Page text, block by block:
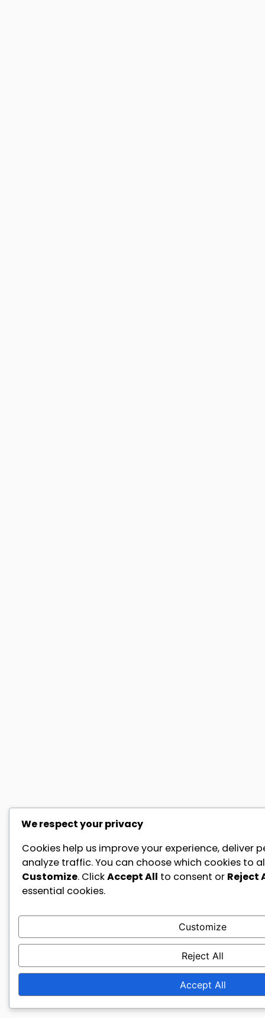
We respect your privacy
Cookies help us improve your experience, deliver
analyze traffic. You can choose which cookies to
Customize. ClickAccept All to consent or Reject
essential cookies.
Customize
Reject All
Accept All